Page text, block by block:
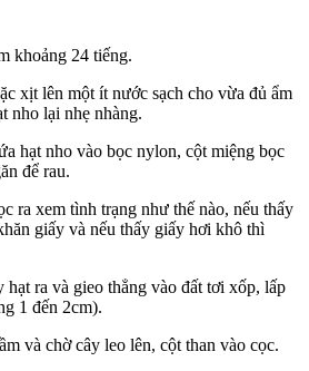
khoảng 24 tiếng.
xịt lên một ít nước sạch cho vừa đủ ẩm
nho lại nhẹ nhàng.
hạt nho vào bọc nylon, cột miệng bọc
để rau.
ra xem tình trạng như thế nào, nếu thấy
giấy và nếu thấy giấy hơi khô thì
hạt ra và gieo thẳng vào đất tơi xốp, lấp
1 đến 2cm).
và chờ cây leo lên, cột than vào cọc.